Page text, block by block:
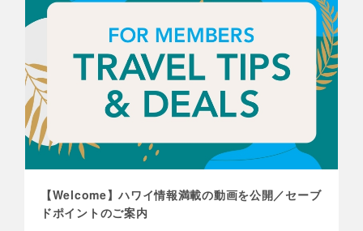
【Welcome】ハワイ情報満載の動画を公開／セーブ
ドポイントのご案内